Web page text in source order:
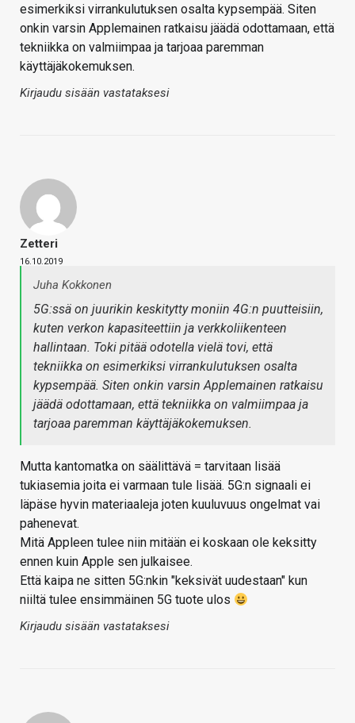
esimerkiksi virrankulutuksen osalta kypsempää. Siten
onkin varsin Applemainen ratkaisu jäädä odottamaan, että
tekniikka on valmiimpaa ja tarjoaa paremman
käyttäjäkokemuksen.
Kirjaudu sisään vastataksesi
Zetteri
16.10.2019
Juha Kokkonen
5G:ssä on juurikin keskitytty moniin 4G:n puutteisiin,
kuten verkon kapasiteettiin ja verkkoliikenteen
hallintaan. Toki pitää odotella vielä tovi, että
tekniikka on esimerkiksi virrankulutuksen osalta
kypsempää. Siten onkin varsin Applemainen ratkaisu
jäädä odottamaan, että tekniikka on valmiimpaa ja
tarjoaa paremman käyttäjäkokemuksen.
Mutta kantomatka on säälittävä = tarvitaan lisää
tukiasemia joita ei varmaan tule lisää. 5G:n signaali ei
läpäse hyvin materiaaleja joten kuuluvuus ongelmat vai
pahenevat.
Mitä Appleen tulee niin mitään ei koskaan ole keksitty
ennen kuin Apple sen julkaisee.
Että kaipa ne sitten 5G:nkin "keksivät uudestaan" kun
niiltä tulee ensimmäinen 5G tuote ulos
Kirjaudu sisään vastataksesi